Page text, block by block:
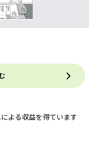
よる収益を得ています